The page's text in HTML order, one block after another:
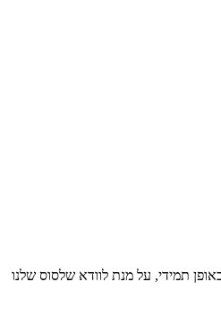
תמידי, על מנת לוודא שלסוס שלנו